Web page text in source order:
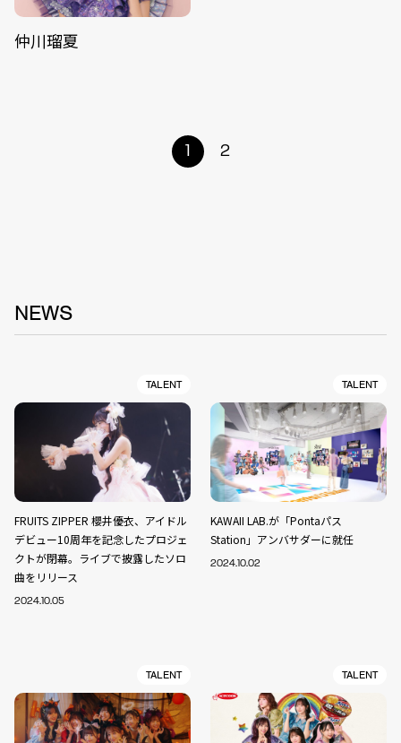
仲川瑠夏
1 2
NEWS
TALENT
FRUITS ZIPPER 櫻井優衣、アイドル
デビュー10周年を記念したプロジェ
クトが閉幕。ライブで披露したソロ
曲をリリース
2024.10.05
TALENT
KAWAII LAB.が「Pontaパス
Station」アンバサダーに就任
2024.10.02
TALENT TALENT